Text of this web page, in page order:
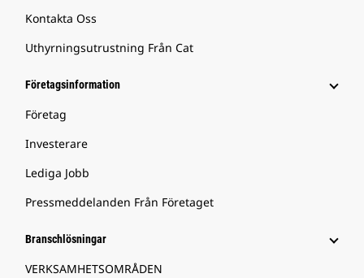
Kontakta Oss
Uthyrningsutrustning Från Cat
Företagsinformation
Företag
Investerare
Lediga Jobb
Pressmeddelanden Från Företaget
Branschlösningar
VERKSAMHETSOMRÅDEN